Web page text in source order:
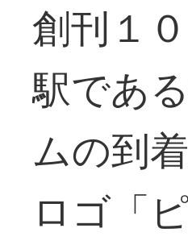
創刊１
駅であ
ムの到
ロゴ「